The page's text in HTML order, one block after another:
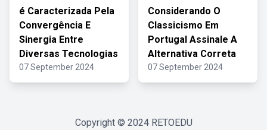
é Caracterizada Pela
Convergência E
Sinergia Entre
Diversas Tecnologias
07 September 2024
Considerando O
Classicismo Em
Portugal Assinale A
Alternativa Correta
07 September 2024
Copyright © 2024 RETOEDU